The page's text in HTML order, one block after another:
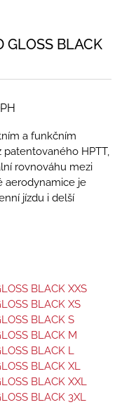
GLOSS BLACK
a funkčním
HPTT,
rovnováhu mezi
aerodynamice je
jízdu i delší
BLACK XXS
BLACK XS
BLACK S
BLACK M
BLACK L
BLACK XL
BLACK XXL
BLACK 3XL